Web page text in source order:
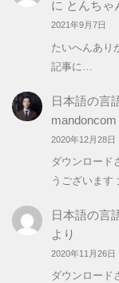
に とんちゃ
2021年9月7日
たいへんあり
記事に…
日本語の言
mandoncom
2020年12月28日
ダウンロード
うございま
日本語の言
より
2020年11月26日
ダウンロード